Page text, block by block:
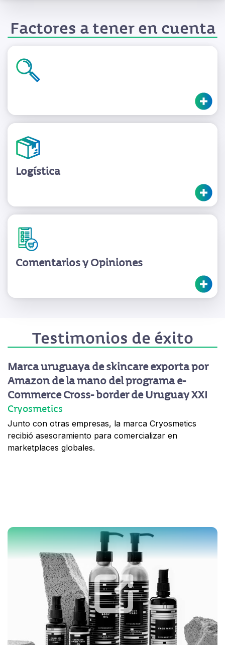
Factores a tener en cuenta
Logística
Comentarios y Opiniones
Testimonios de éxito
Marca uruguaya de skincare exporta por
Amazon de la mano del programa e-
Commerce Cross- border de Uruguay XXI
Cryosmetics
Junto con otras empresas, la marca Cryosmetics
recibió asesoramiento para comercializar en
marketplaces globales.